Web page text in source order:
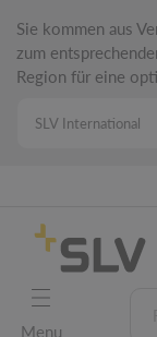
Sie kommen aus
zum
Region für eine
Menu